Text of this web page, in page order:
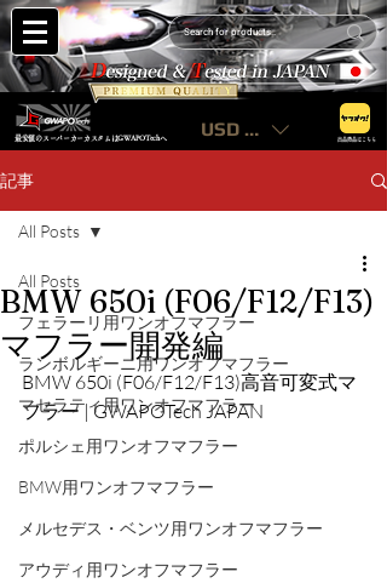
最安値のスーパーカーカスタムはGWAPOTechへ USD ($) 出品商品はこちら
記事
All Posts
フェラーリ用ワンオフマフラー
ランボルギーニ用ワンオフマフラー
マセラティ用ワンオフマフラー
ポルシェ用ワンオフマフラー
BMW用ワンオフマフラー
メルセデス・ベンツ用ワンオフマフラー
アウディ用ワンオフマフラー
All Posts
BMW 650i (F06/F12/F13)
マフラー開発編
BMW 650i (F06/F12/F13)高音可変式マ
フラー | GWAPOTech JAPAN